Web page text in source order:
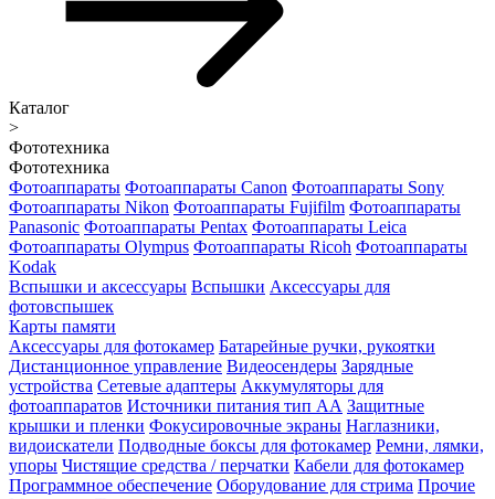
Каталог
>
Фототехника
Фототехника
Фотоаппараты Фотоаппараты Canon Фотоаппараты Sony
Фотоаппараты Nikon Фотоаппараты Fujifilm Фотоаппараты
Panasonic Фотоаппараты Pentax Фотоаппараты Leica
Фотоаппараты Olympus Фотоаппараты Ricoh Фотоаппараты
Kodak
Вспышки и аксессуары Вспышки Аксессуары для
фотовспышек
Карты памяти
Аксессуары для фотокамер Батарейные ручки, рукоятки
Дистанционное управление Видеосендеры Зарядные
устройства Сетевые адаптеры Аккумуляторы для
фотоаппаратов Источники питания тип АА Защитные
крышки и пленки Фокусировочные экраны Наглазники,
видоискатели Подводные боксы для фотокамер Ремни, лямки,
упоры Чистящие средства / перчатки Кабели для фотокамер
Программное обеспечение Оборудование для стрима Прочие